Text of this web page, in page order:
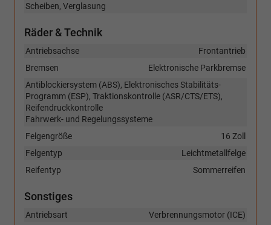
Scheiben, Verglasung
Räder & Technik
Frontantrieb
Antriebsachse
Elektronische Parkbremse
Bremsen
Antiblockiersystem (ABS), Elektronisches Stabilitäts-
Programm (ESP), Traktionskontrolle (ASR/CTS/ETS),
Reifendruckkontrolle
Fahrwerk- und Regelungssysteme
16 Zoll
Felgengröße
Leichtmetallfelge
Felgentyp
Sommerreifen
Reifentyp
Sonstiges
Verbrennungsmotor (ICE)
Antriebsart